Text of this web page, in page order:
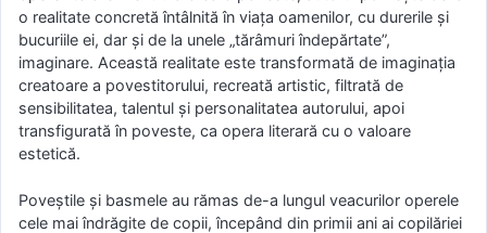
o realitate concretă întâlnită în viața oamenilor, cu durerile și
bucuriile ei, dar și de la unele „tărâmuri îndepărtate”,
imaginare. Această realitate este transformată de imaginaţia
creatoare a povestitorului, recreată artistic, filtrată de
sensibilitatea, talentul și personalitatea autorului, apoi
transfigurată în poveste, ca opera literară cu o valoare
estetică.
Poveştile şi basmele au rămas de-a lungul veacurilor operele
cele mai îndrăgite de copii, începând din primii ani ai copilăriei